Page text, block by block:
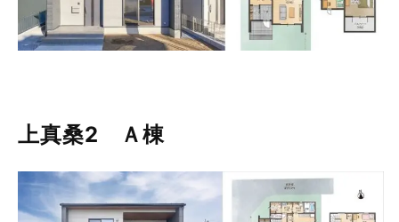
上真桑2 Ａ棟